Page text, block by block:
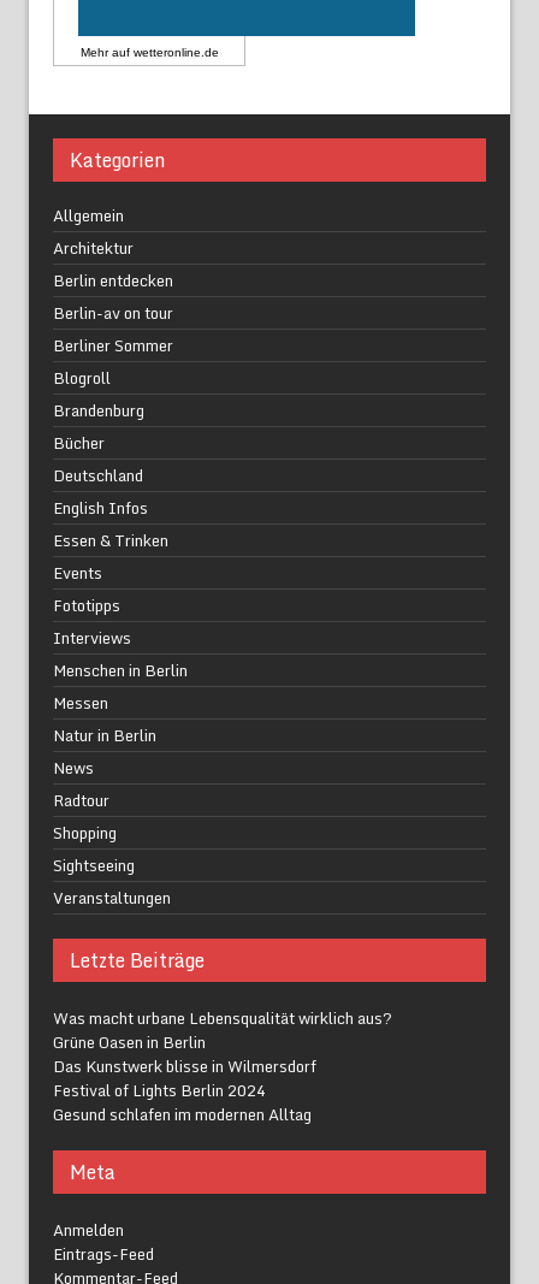
Mehr auf wetteronline.de
Kategorien
Allgemein
Architektur
Berlin entdecken
Berlin-av on tour
Berliner Sommer
Blogroll
Brandenburg
Bücher
Deutschland
English Infos
Essen & Trinken
Events
Fototipps
Interviews
Menschen in Berlin
Messen
Natur in Berlin
News
Radtour
Shopping
Sightseeing
Veranstaltungen
Letzte Beiträge
Was macht urbane Lebensqualität wirklich aus?
Grüne Oasen in Berlin
Das Kunstwerk blisse in Wilmersdorf
Festival of Lights Berlin 2024
Gesund schlafen im modernen Alltag
Meta
Anmelden
Eintrags-Feed
Kommentar-Feed